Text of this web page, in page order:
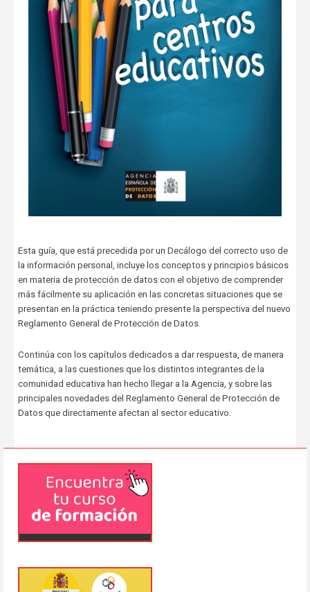
Esta guía, que está precedida por un Decálogo del correcto uso de
la información personal, incluye los conceptos y principios básicos
en materia de protección de datos con el objetivo de comprender
más fácilmente su aplicación en las concretas situaciones que se
presentan en la práctica teniendo presente la perspectiva del nuevo
Reglamento General de Protección de Datos.
Continúa con los capítulos dedicados a dar respuesta, de manera
temática, a las cuestiones que los distintos integrantes de la
comunidad educativa han hecho llegar a la Agencia, y sobre las
principales novedades del Reglamento General de Protección de
Datos que directamente afectan al sector educativo.